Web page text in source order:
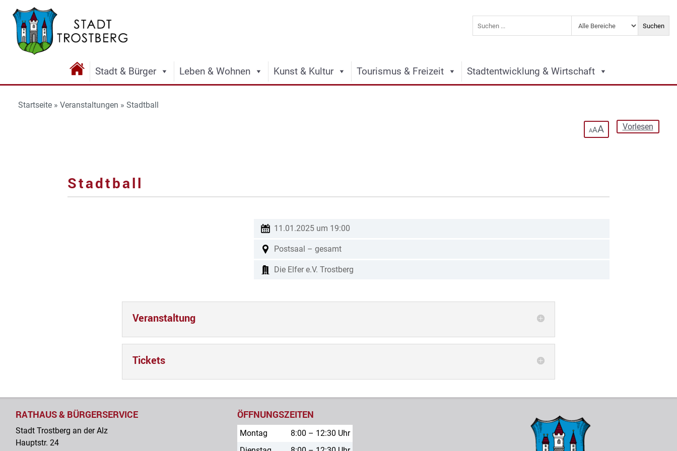
Stadt & Bürger Leben & Wohnen Kunst & Kultur Tourismus & Freizeit Stadtentwicklung & Wirtschaft
Startseite» Veranstaltungen » Stadtball
Vorlesen
AAA
Stadtball
11.01.2025 um 19:00
Postsaal – gesamt
Die Elfer e.V. Trostberg
Veranstaltung
Tickets
RATHAUS & BÜRGERSERVICE
Stadt Trostberg an der Alz
Hauptstr. 24
ÖFFNUNGSZEITEN
Montag
8:00 – 12:30 Uhr